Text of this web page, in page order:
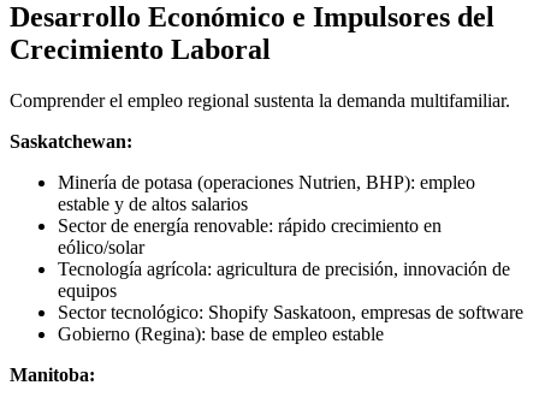
Desarrollo Económico e Impulsores del
Crecimiento Laboral
Comprender el empleo regional sustenta la demanda multifamiliar.
Saskatchewan:
Minería de potasa (operaciones Nutrien, BHP): empleo
estable y de altos salarios
Sector de energía renovable: rápido crecimiento en
eólico/solar
Tecnología agrícola: agricultura de precisión, innovación de
equipos
Sector tecnológico: Shopify Saskatoon, empresas de software
Gobierno (Regina): base de empleo estable
Manitoba: